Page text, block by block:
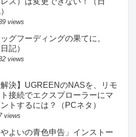
views
ッグフーディングの果てに。
日記）
views
解決】UGREENのNASを、リモ
接続でエクスプローラーにマ
トするには？（PCネタ）
views
やよいの青色申告」インストー